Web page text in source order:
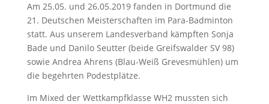
Am 25.05. und 26.05.2019 fanden in Dortmund die
21. Deutschen Meisterschaften im Para-Badminton
statt. Aus unserem Landesverband kämpften Sonja
Bade und Danilo Seutter (beide Greifswalder SV 98)
sowie Andrea Ahrens (Blau-Weiß Grevesmühlen) um
die begehrten Podestplätze.
Im Mixed der Wettkampfklasse WH2 mussten sich